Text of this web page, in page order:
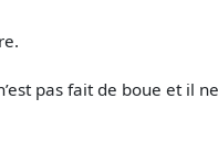
pas fait de boue et il